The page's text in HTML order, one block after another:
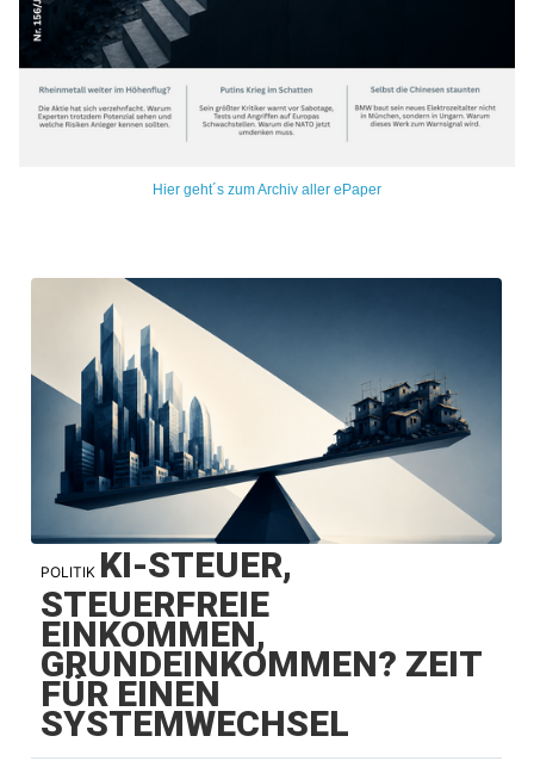
Hier geht´s zum Archiv aller ePaper
POLITIK KI-STEUER,
STEUERFREIE
EINKOMMEN,
GRUNDEINKOMMEN? ZEIT
FÜR EINEN
SYSTEMWECHSEL